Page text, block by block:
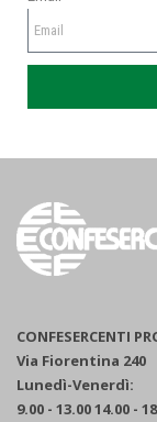
CONFESERCENTI
Via Fiorentina 240
Lunedì-Venerdì:
9.00 - 13.00 14.00 -